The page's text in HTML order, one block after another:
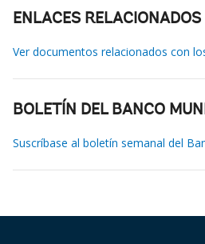
ENLACES RELACIONADOS
Ver documentos relacionados con
BOLETÍN DEL BANCO
Suscríbase al boletín semanal del